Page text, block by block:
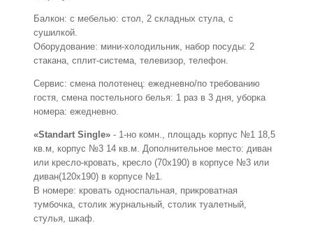
Балкон: с мебелью: стол, 2 складных стула, с
сушилкой.
Оборудование: мини-холодильник, набор посуды: 2
стакана, сплит-система, телевизор, телефон.
Сервис: смена полотенец: ежедневно/по требованию
гостя, смена постельного белья: 1 раз в 3 дня, уборка
номера: ежедневно.
«Standart Single» - 1-но комн., площадь корпус №1 18,5
кв.м, корпус №3 14 кв.м. Дополнительное место: диван
или кресло-кровать, кресло (70х190) в корпусе №3 или
диван(120х190) в корпусе №1.
В номере: кровать односпальная, прикроватная
тумбочка, столик журнальный, столик туалетный,
стулья, шкаф.